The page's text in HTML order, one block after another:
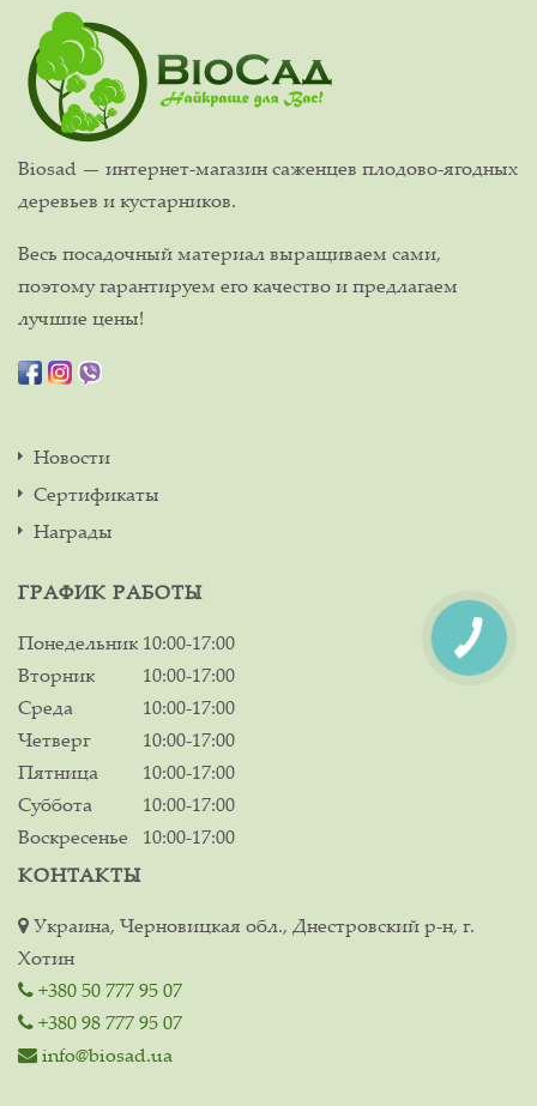
Biosad — интернет-магазин саженцев плодово-ягодных
деревьев и кустарников.
Весь посадочный материал выращиваем сами,
поэтому гарантируем его качество и предлагаем
лучшие цены!
Новости
Сертификаты
Награды
ГРАФИК РАБОТЫ
Понедельник 10:00-17:00
Вторник
10:00-17:00
Среда
10:00-17:00
Четверг
10:00-17:00
Пятница
10:00-17:00
Суббота
10:00-17:00
Воскресенье
10:00-17:00
КОНТАКТЫ
Украина, Черновицкая обл., Днестровский р-н, г.
Хотин
+380 50 777 95 07
+380 98 777 95 07
info@biosad.ua